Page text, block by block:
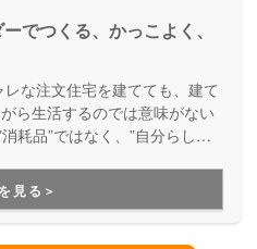
でつくる、かっこよく、
レな注文住宅を建てても、建て
ら生活するのでは意味がない
耗品”ではなく、”自分らしさ
ーマンスの両立を実現してく
くお支払いできる価格で、理
。
見る＞